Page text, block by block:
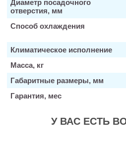
Диаметр посадочного
отверстия, мм
Способ охлаждения
Климатическое исполнение
Масса, кг
Габаритные размеры, мм
Гарантия, мес
У ВАС ЕСТЬ